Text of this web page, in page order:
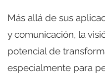
Más allá de sus
y comunicación, la
potencial de
especialmente para